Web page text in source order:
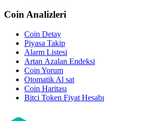
Coin Analizleri
Coin Detay
Piyasa Takip
Alarm Listesi
Artan Azalan Endeksi
Coin Yorum
Otomatik Al sat
Coin Haritası
Bitci Token Fiyat Hesabı